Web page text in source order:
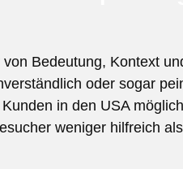
Bedeutung, Kontext
oder sogar
in den USA
weniger hilfreich